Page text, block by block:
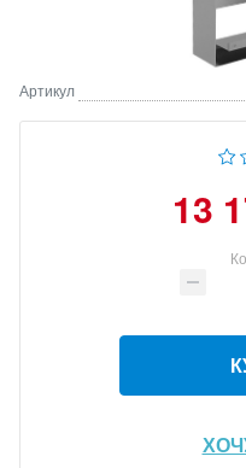
Артикул
13